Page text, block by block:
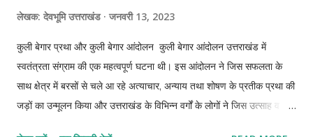
लेखक: देवभूमि उत्तराखंड जनवरी 13, 2023
कुली बेगार प्रथा और कुली बेगार आंदोलन कुली बेगार आंदोलन उत्तराखंड में
स्वतंत्रता संग्राम की एक महत्वपूर्ण घटना थी। इस आंदोलन ने जिस सफलता के
साथ क्षेत्र में बरसों से चले आ रहे अत्याचार, अन्याय तथा शोषण के प्रतीक प्रथा की
जड़ों का उन्मूलन किया और उत्तराखंड के विभिन्न वर्गों के लोगों ने जिस उत्साह व